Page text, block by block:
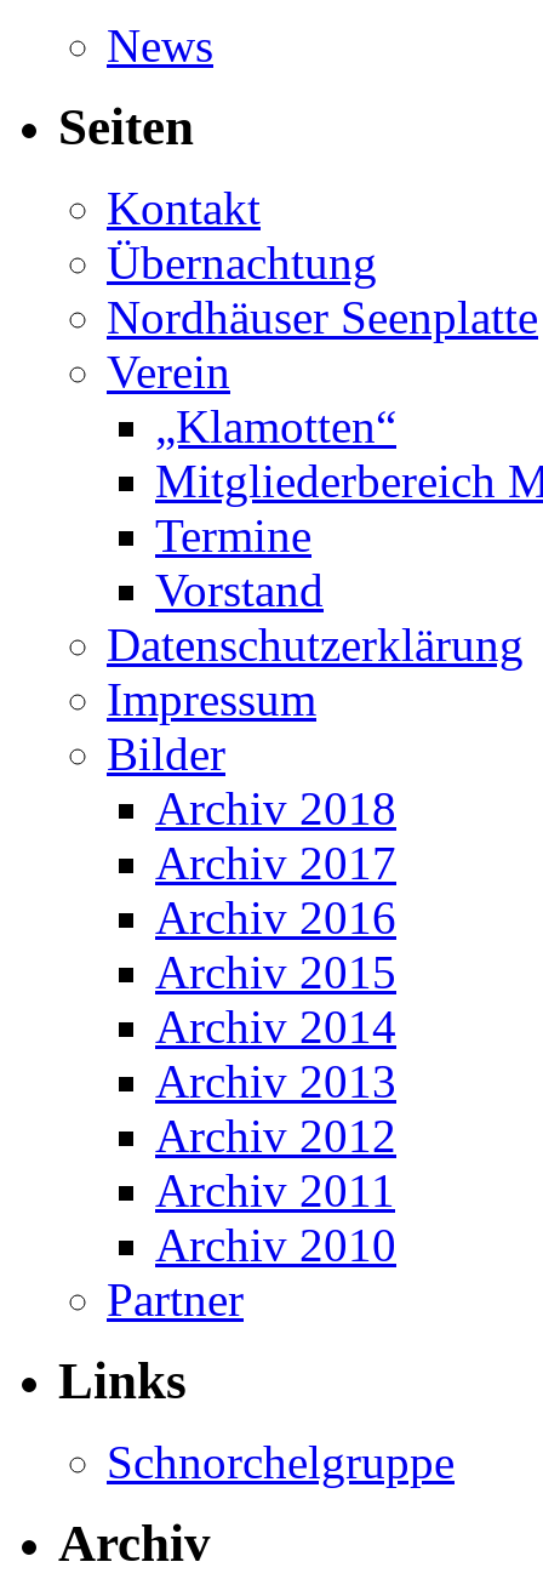
News
Seiten
Kontakt
Übernachtung
Nordhäuser Seenplatte
Verein
„Klamotten“
Mitgliederbereich
Termine
Vorstand
Datenschutzerklärung
Impressum
Bilder
Archiv 2018
Archiv 2017
Archiv 2016
Archiv 2015
Archiv 2014
Archiv 2013
Archiv 2012
Archiv 2011
Archiv 2010
Partner
Links
Schnorchelgruppe
Archiv